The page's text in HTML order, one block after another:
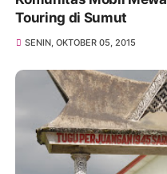
Touring di Sumut
SENIN, OKTOBER 05, 2015